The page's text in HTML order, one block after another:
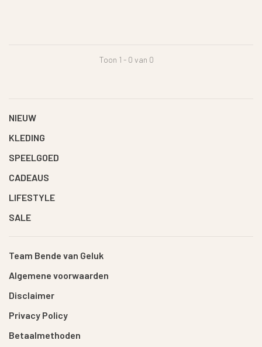
Toon 1 - 0 van 0
NIEUW
KLEDING
SPEELGOED
CADEAUS
LIFESTYLE
SALE
Team Bende van Geluk
Algemene voorwaarden
Disclaimer
Privacy Policy
Betaalmethoden